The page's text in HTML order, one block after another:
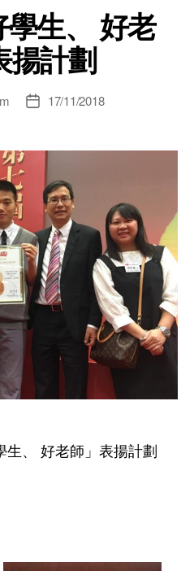
生、 好老
揚計劃
17/11/2018
生、 好老師」表揚計劃